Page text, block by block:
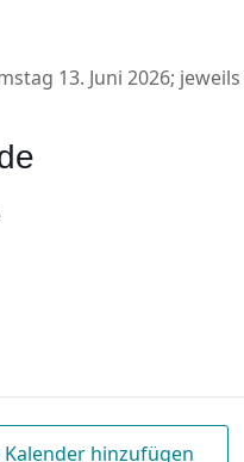
13. Juni 2026;
Kalender hinzufügen